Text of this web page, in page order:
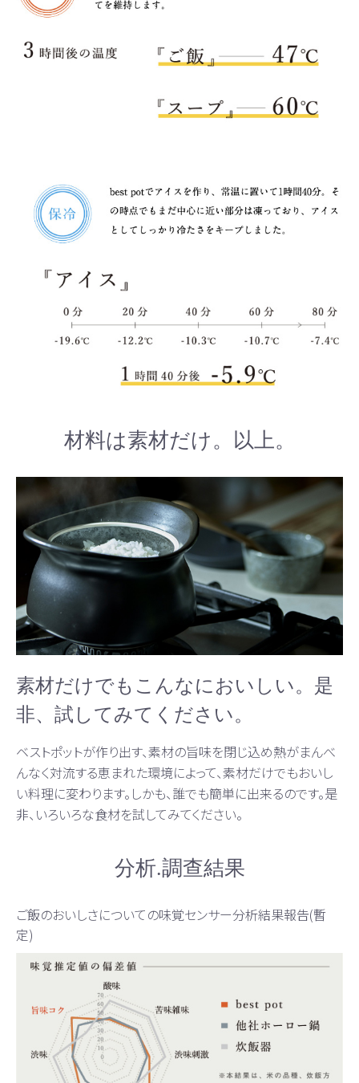
材料は素材だけ。以上。
素材だけでもこんなにおいしい。是
非、試してみてください。
ベストポットが作り出す、素材の旨味を閉じ込め熱がまんべ
んなく対流する恵まれた環境によって、素材だけでもおいし
い料理に変わります。しかも、誰でも簡単に出来るのです。是
非、いろいろな食材を試してみてください。
分析.調查結果
ご飯のおいしさについての味覚センサー分析結果報告(暫
定)